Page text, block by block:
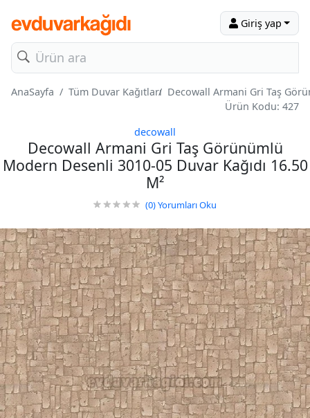
Giriş yap
AnaSayfa Tüm Duvar Kağıtları Decowall Armani Gri Taş
Ürün Kodu: 427
decowall
Decowall Armani Gri Taş Görünümlü
Modern Desenli 3010-05 Duvar Kağıdı 16.50
M²
(0)Yorumları Oku